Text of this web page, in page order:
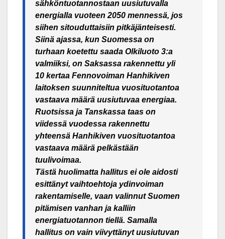
sähköntuotannostaan uusiutuvalla
energialla vuoteen 2050 mennessä, jos
siihen sitouduttaisiin pitkäjänteisesti.
Siinä ajassa, kun Suomessa on
turhaan koetettu saada Olkiluoto 3:a
valmiiksi, on Saksassa rakennettu yli
10 kertaa Fennovoiman Hanhikiven
laitoksen suunniteltua vuosituotantoa
vastaava määrä uusiutuvaa energiaa.
Ruotsissa ja Tanskassa taas on
viidessä vuodessa rakennettu
yhteensä Hanhikiven vuosituotantoa
vastaava määrä pelkästään
tuulivoimaa.
Tästä huolimatta hallitus ei ole aidosti
esittänyt vaihtoehtoja ydinvoiman
rakentamiselle, vaan valinnut Suomen
pitämisen vanhan ja kalliin
energiatuotannon tiellä. Samalla
hallitus on vain viivyttänyt uusiutuvan